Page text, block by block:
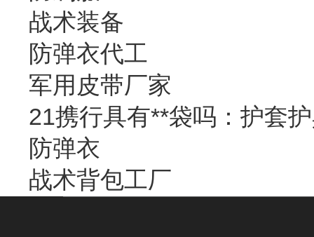
战术装备
防弹衣代工
军用皮带厂家
21携行具有**袋吗：护套
防弹衣
战术背包工厂